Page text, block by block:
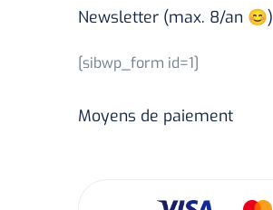
Newsletter (max. 8/an 😊)
[sibwp_form id=1]
Moyens de paiement